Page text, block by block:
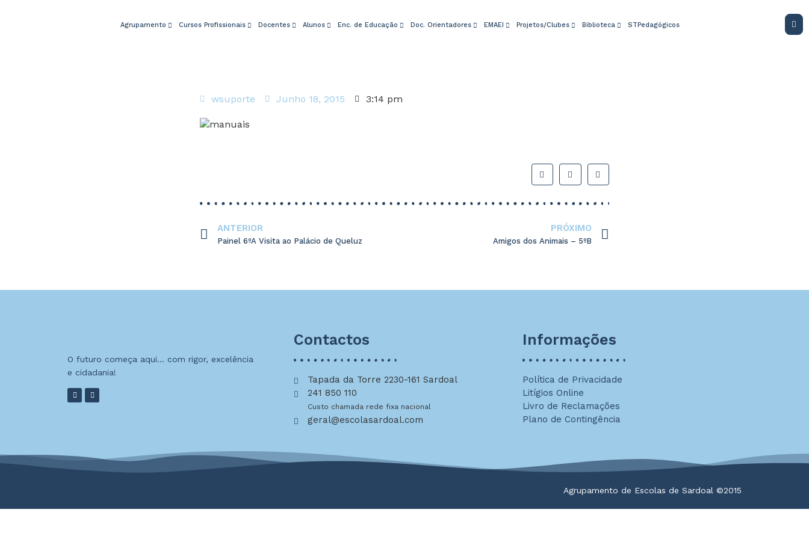
Agrupamento Cursos Profissionais Docentes Alunos Enc. de Educação Doc. Orientadores EMAEI Projetos/Clubes Biblioteca STPedagógicos
wsuporte Junho 18, 2015 3:14 pm
ANTERIOR
Painel 6ºA Visita ao Palácio de Queluz
PRÓXIMO
Amigos dos Animais – 5ºB
O futuro começa aqui… com rigor, excelência
e cidadania!
Contactos
Tapada da Torre 2230-161 Sardoal
241 850 110
Custo chamada rede fixa nacional
geral@escolasardoal.com
Informações
Política de Privacidade
Litígios Online
Livro de Reclamações
Plano de Contingência
Agrupamento de Escolas de Sardoal ©2015